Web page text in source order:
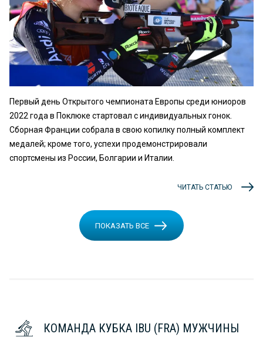
Первый день Открытого чемпионата Европы среди юниоров
2022 года в Поклюке стартовал с индивидуальных гонок.
Сборная Франции собрала в свою копилку полный комплект
медалей; кроме того, успехи продемонстрировали
спортсмены из России, Болгарии и Италии.
ЧИТАТЬ СТАТЬЮ
ПОКАЗАТЬ ВСЕ
КОМАНДА КУБКА IBU (FRA) МУЖЧИНЫ